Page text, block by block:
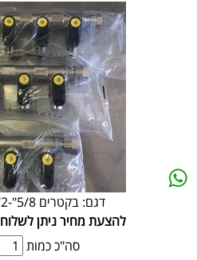
דגם: בקטרים 5/8"-1/2"-3/8"
להצעת מחיר ניתן לשלוח WhatsApp
סה"כ כמות